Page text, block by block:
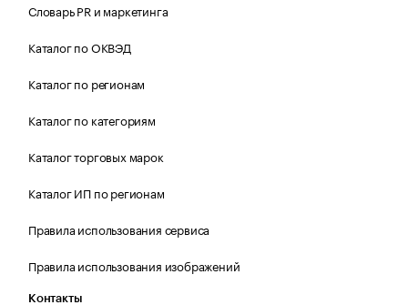
Словарь PR и маркетинга
Каталог по ОКВЭД
Каталог по регионам
Каталог по категориям
Каталог торговых марок
Каталог ИП по регионам
Правила использования сервиса
Правила использования изображений
Контакты